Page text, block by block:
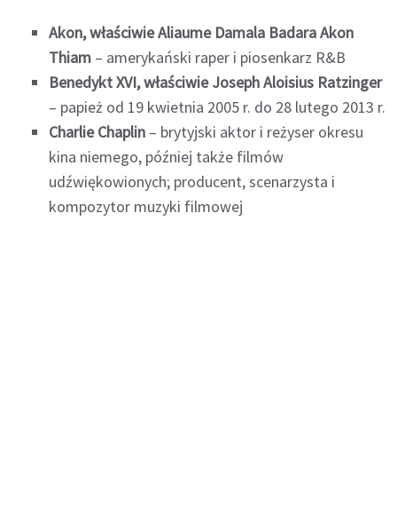
Akon, właściwie Aliaume Damala Badara Akon
Thiam– amerykański raper i piosenkarz R&B
Benedykt XVI, właściwie Joseph Aloisius Ratzinger
– papież od 19 kwietnia 2005 r. do 28 lutego 2013 r.
Charlie Chaplin– brytyjski aktor i reżyser okresu
kina niemego, później także filmów
udźwiękowionych; producent, scenarzysta i
kompozytor muzyki filmowej